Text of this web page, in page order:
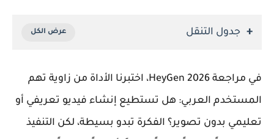
جدول التنقل
في مراجعة HeyGen 2026، اختبرنا الأداة من زاوية تهم
المستخدم العربي: هل تستطيع إنشاء فيديو تعريفي أو
تعليمي بدون تصوير؟ الفكرة تبدو بسيطة، لكن التنفيذ